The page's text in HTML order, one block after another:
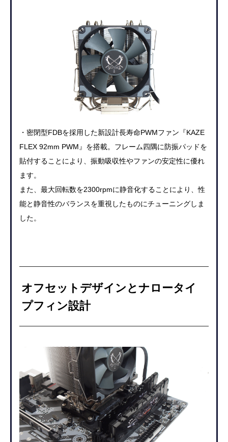
・密閉型FDBを採用した新設計長寿命PWMファン『KAZE
FLEX 92mm PWM』を搭載。フレーム四隅に防振パッドを
貼付することにより、 振動吸収性やファンの安定性に優れ
ます。
また、最大回転数を2300rpmに静音化することにより、性
能と静音性のバランスを重視したものにチューニングしま
した。
オフセットデザインとナロータイ
プフィン設計